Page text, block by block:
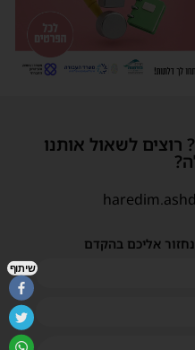
רוצים לשאול אותנו
אליכם בהקדם
שיתוף